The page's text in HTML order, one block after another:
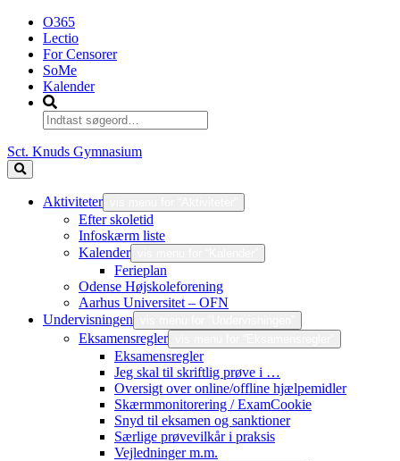
O365
Lectio
For Censorer
SoMe
Kalender
Sct. Knuds Gymnasium
Aktiviteter
Efter skoletid
Infoskærm liste
Kalender
Ferieplan
Odense Højskoleforening
Aarhus Universitet – OFN
Undervisningen
Eksamensregler
Eksamensregler
Jeg skal til skriftlig prøve i …
Oversigt over online/offline hjælpemidler
Skærmmonitorering / ExamCookie
Snyd til eksamen og sanktioner
Særlige prøvevilkår i praksis
Vejledninger m.m.